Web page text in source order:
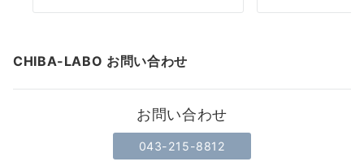
CHIBA-LABO お問い合わせ
お問い合わせ
043-215-8812